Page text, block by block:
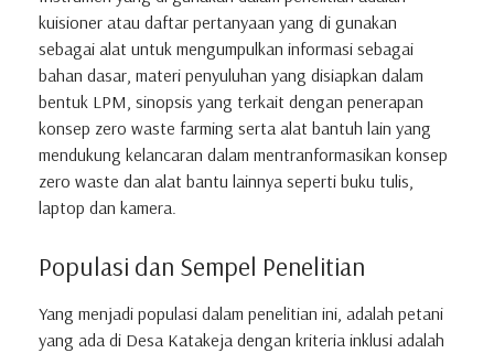
kuisioner atau daftar pertanyaan yang di gunakan
sebagai alat untuk mengumpulkan informasi sebagai
bahan dasar, materi penyuluhan yang disiapkan dalam
bentuk LPM, sinopsis yang terkait dengan penerapan
konsep zero waste farming serta alat bantuh lain yang
mendukung kelancaran dalam mentranformasikan konsep
zero waste dan alat bantu lainnya seperti buku tulis,
laptop dan kamera.
Populasi dan Sempel Penelitian
Yang menjadi populasi dalam penelitian ini, adalah petani
yang ada di Desa Katakeja dengan kriteria inklusi adalah